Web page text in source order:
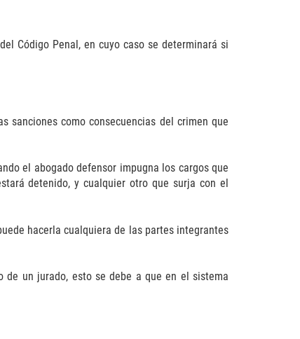
Código Penal, en cuyo caso se determinará si
como consecuencias del crimen que
el abogado defensor impugna los cargos que
detenido, y cualquier otro que surja con el
hacerla cualquiera de las partes integrantes
de un jurado, esto se debe a que en el sistema